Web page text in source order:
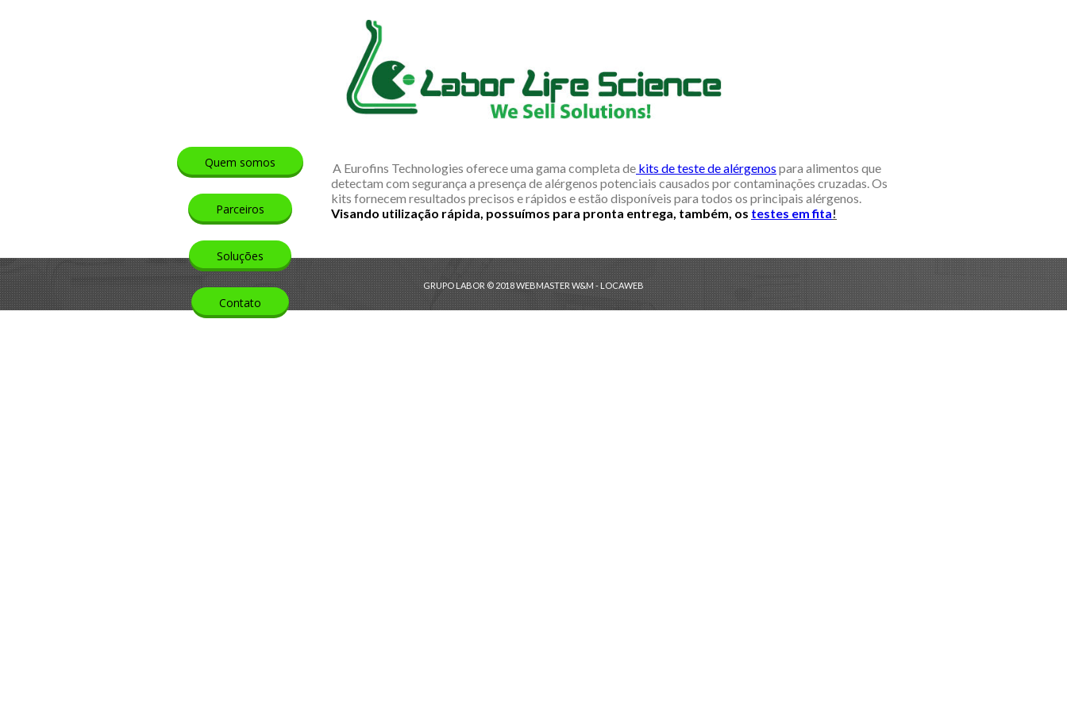
Quem somos
Parceiros
Soluções
Contato
A Eurofins Technologies oferece uma gama completa de kits de teste de alérgenos para alimentos que
detectam com segurança a presença de alérgenos potenciais causados ​​por contaminações cruzadas. Os
kits fornecem resultados precisos e rápidos e estão disponíveis para todos os principais alérgenos.
Visando utilização rápida, possuímos para pronta entrega, também, os testes em fita!
GRUPO LABOR © 2018 WEBMASTER W&M - LOCAWEB